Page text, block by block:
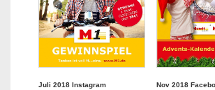
Juli 2018 Instagram
Nov 2018